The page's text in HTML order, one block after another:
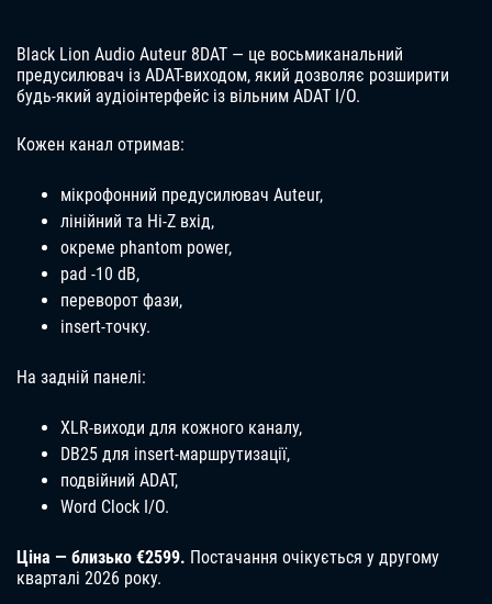
Black Lion Audio Auteur 8DAT — це восьмиканальний
предусилювач із ADAT-виходом, який дозволяє розширити
будь-який аудіоінтерфейс із вільним ADAT I/O.
Кожен канал отримав:
мікрофонний предусилювач Auteur,
лінійний та Hi-Z вхід,
окреме phantom power,
pad -10 dB,
переворот фази,
insert-точку.
На задній панелі:
XLR-виходи для кожного каналу,
DB25 для insert-маршрутизації,
подвійний ADAT,
Word Clock I/O.
Ціна — близько €2599. Постачання очікується у другому
кварталі 2026 року.